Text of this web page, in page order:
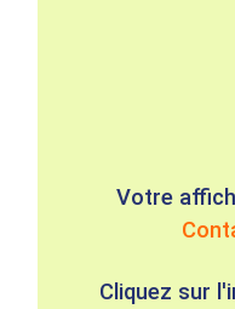
Votre
Cliquez sur